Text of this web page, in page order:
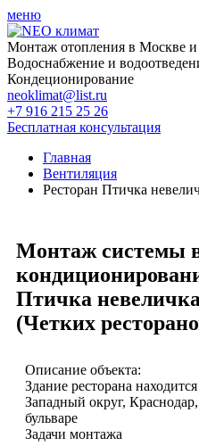
меню
Монтаж отопления в Москве
Водоснабжение и
Кондеционирование
neoklimat@list.ru
+7 916 215 25 26
Бесплатная консультация
Главная
Вентиляция
Ресторан Птичка
Монтаж системы
Птичка
(Четких
Описание объекта:
Здание ресторана
Западный округ,
бульваре
Задачи монтажа